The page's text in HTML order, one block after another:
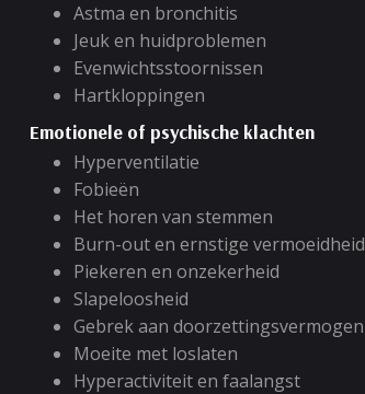
Astma en bronchitis
Jeuk en huidproblemen
Evenwichtsstoornissen
Hartkloppingen
Emotionele of psychische klachten
Hyperventilatie
Fobieën
Het horen van stemmen
Burn-out en ernstige vermoeidheid
Piekeren en onzekerheid
Slapeloosheid
Gebrek aan doorzettingsvermogen
Moeite met loslaten
Hyperactiviteit en faalangst